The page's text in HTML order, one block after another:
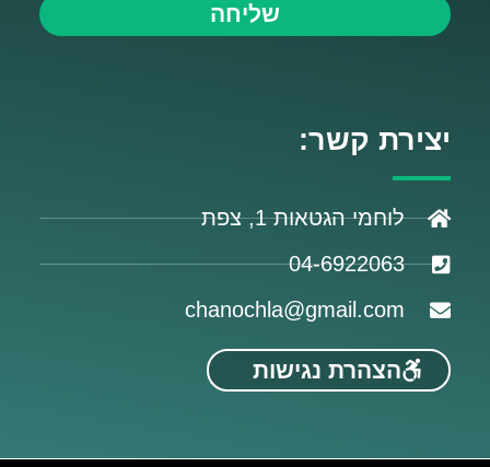
שליחה
יצירת קשר:
לוחמי הגטאות 1, צפת
04-6922063
chanochla@gmail.com
הצהרת נגישות